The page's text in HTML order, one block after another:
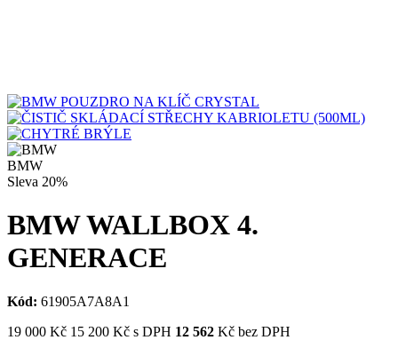
BMW
Sleva 20%
BMW WALLBOX 4.
GENERACE
Kód: 61905A7A8A1
19 000 Kč 15 200 Kč s DPH 12 562 Kč bez DPH